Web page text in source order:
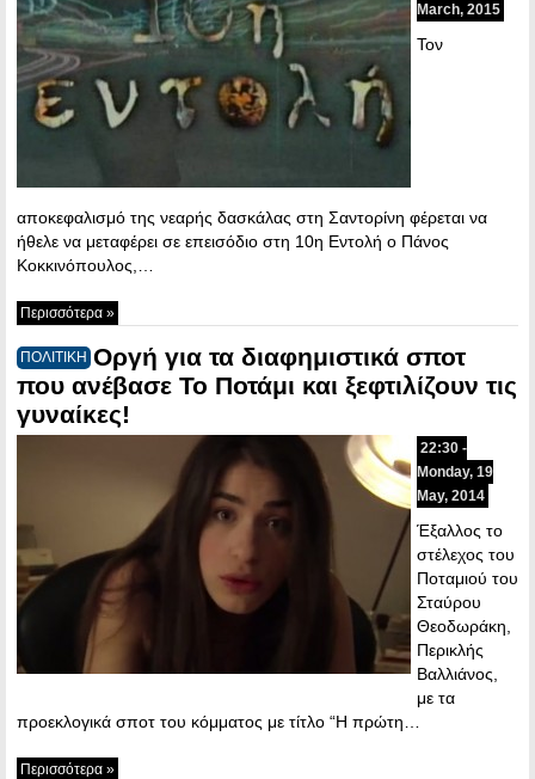
March, 2015
Τον
αποκεφαλισμό της νεαρής δασκάλας στη Σαντορίνη φέρεται να
ήθελε να μεταφέρει σε επεισόδιο στη 10η Εντολή ο Πάνος
Κοκκινόπουλος,…
Περισσότερα »
ΠΟΛΙΤΙΚΗ Οργή για τα διαφημιστικά σποτ
που ανέβασε Το Ποτάμι και ξεφτιλίζουν τις
γυναίκες!
22:30 -
Monday, 19
May, 2014
Έξαλλος το
στέλεχος του
Ποταμιού του
Σταύρου
Θεοδωράκη,
Περικλής
Βαλλιάνος,
με τα
προεκλογικά σποτ του κόμματος με τίτλο “Η πρώτη…
Περισσότερα »